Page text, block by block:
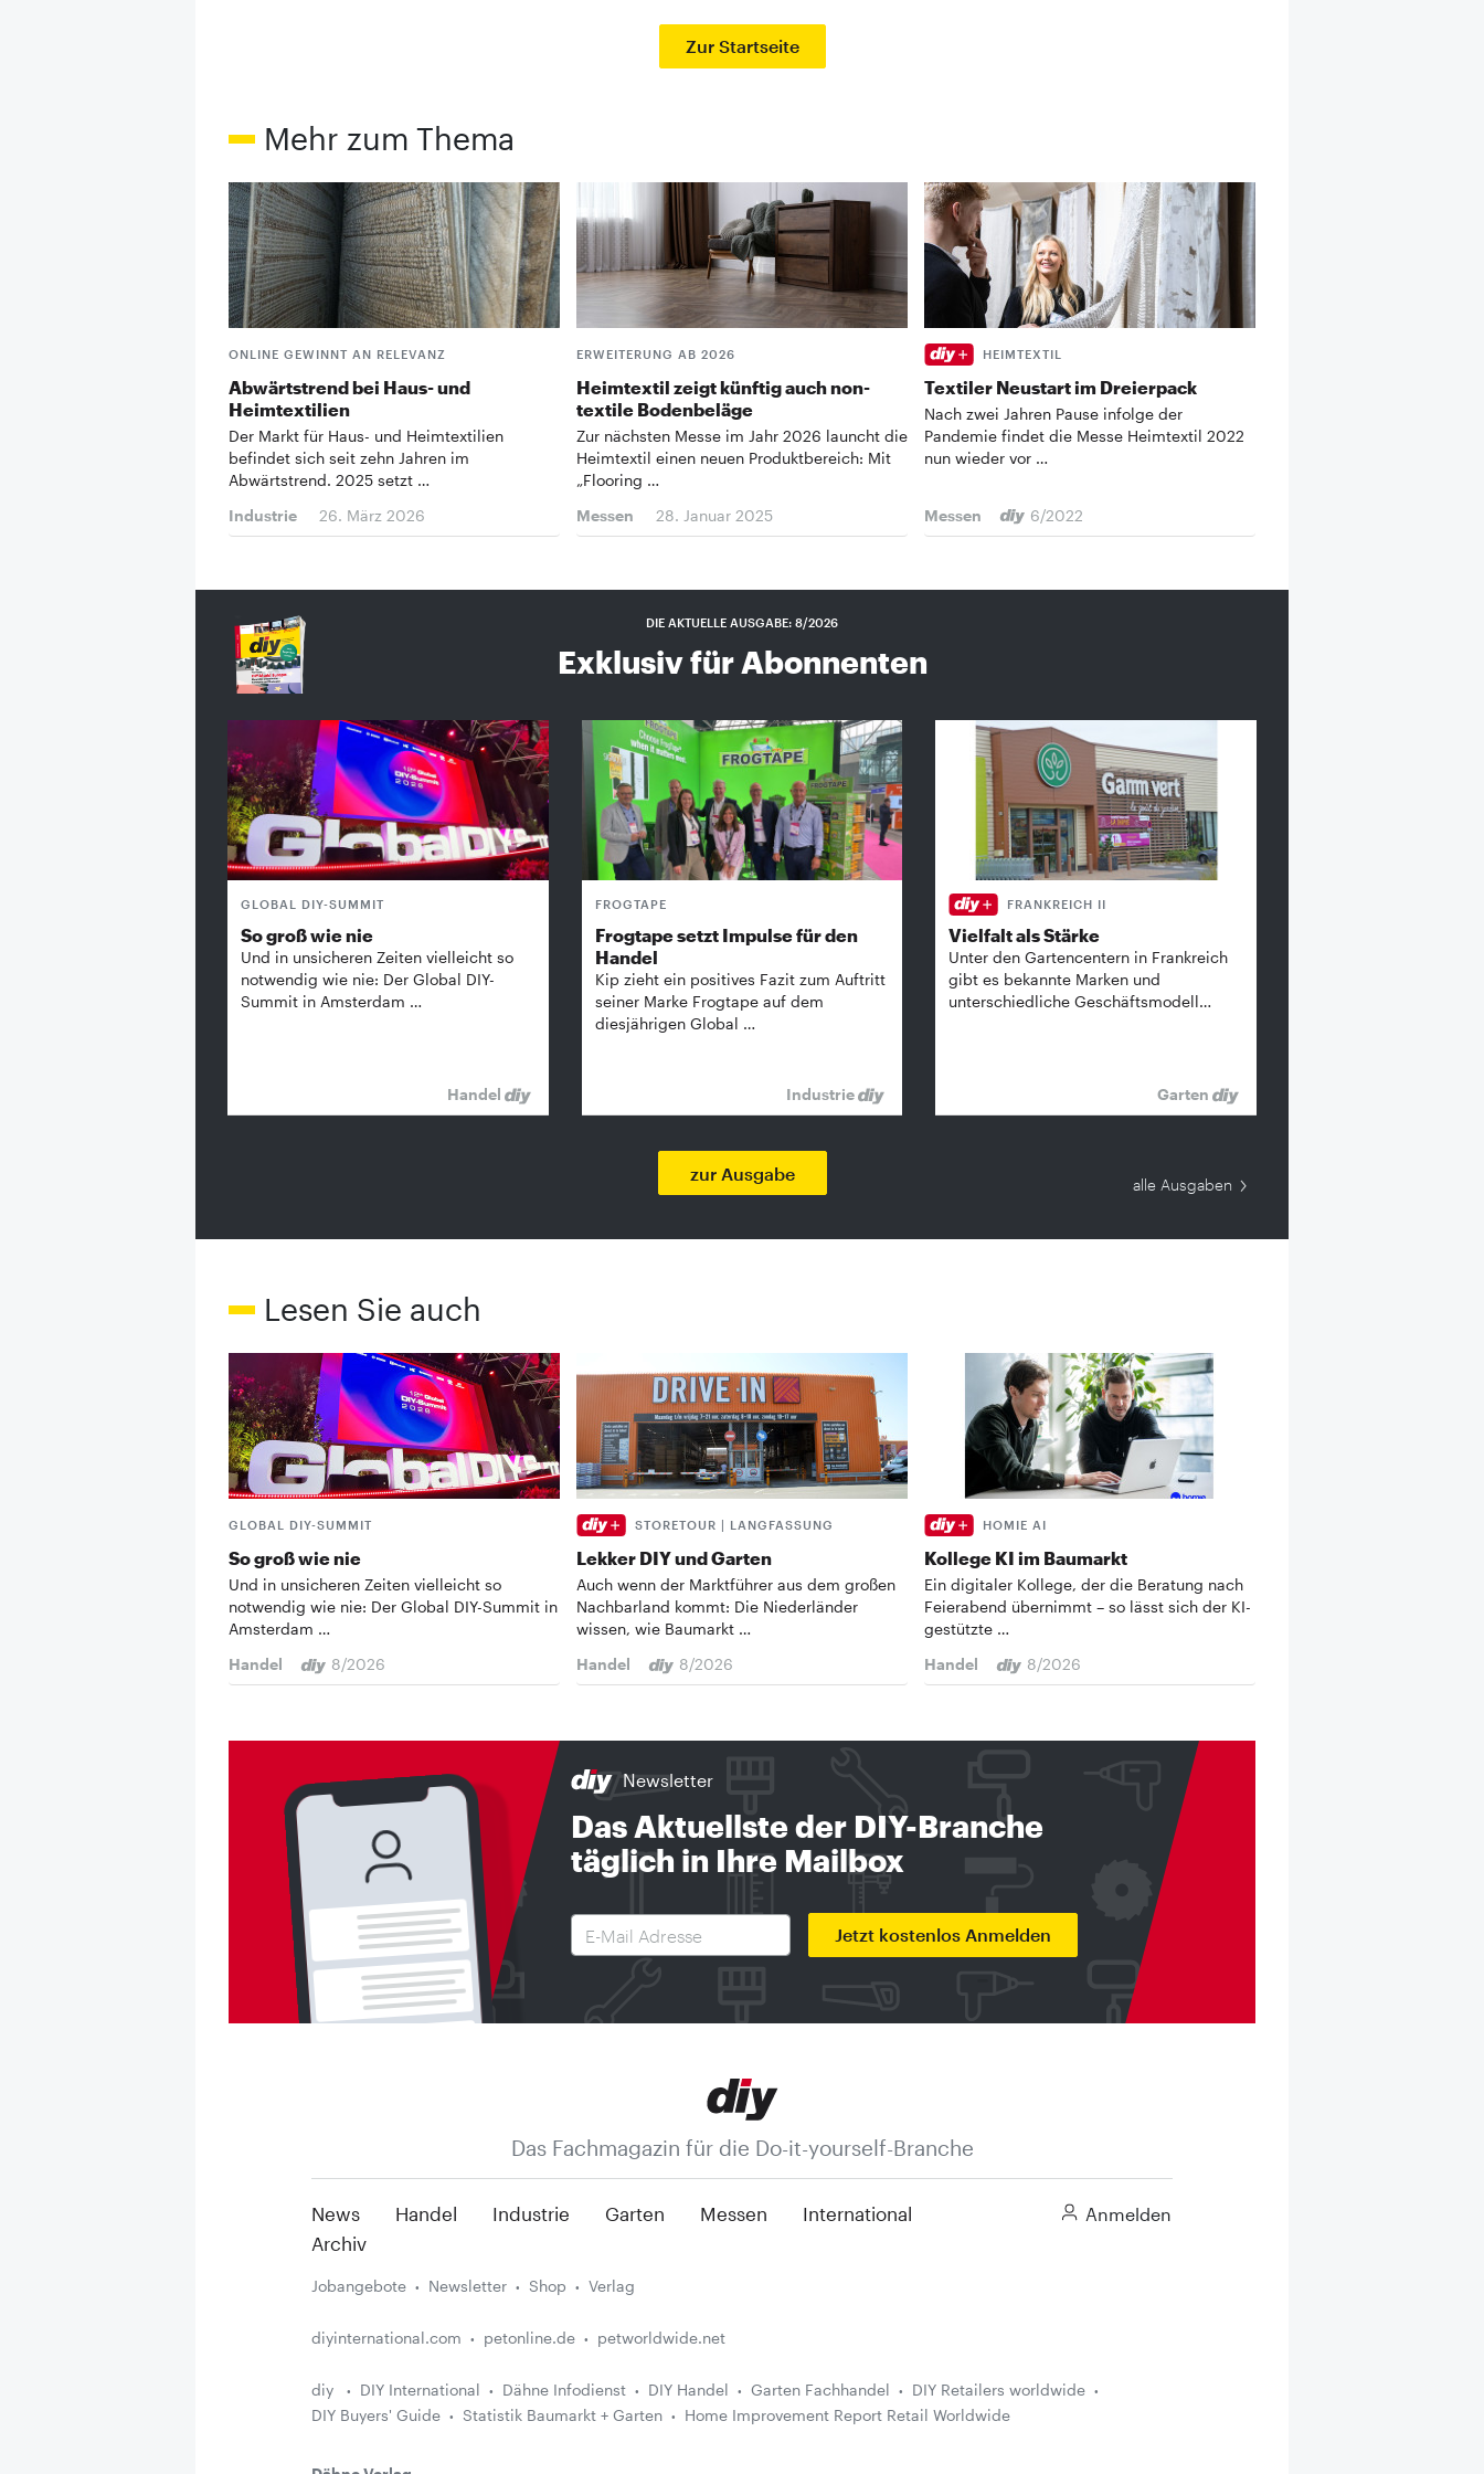
Zur Startseite
Mehr zum Thema
ONLINE GEWINNT AN RELEVANZ
Abwärtstrend bei Haus- und
Heimtextilien
Der Markt für Haus- und Heimtextilien
befindet sich seit zehn Jahren im
Abwärtstrend. 2025 setzt …
Industrie
26. März 2026
ERWEITERUNG AB 2026
Heimtextil zeigt künftig auch non-
textile Bodenbeläge
Zur nächsten Messe im Jahr 2026 launcht die
Heimtextil einen neuen Produktbereich: Mit
„Flooring …
Messen
28. Januar 2025
HEIMTEXTIL
Textiler Neustart im Dreierpack
Nach zwei Jahren Pause infolge der
Pandemie findet die Messe Heimtextil 2022
nun wieder vor …
Messen 6/2022
DIE AKTUELLE AUSGABE: 8/2026
Exklusiv für Abonnenten
GLOBAL DIY-SUMMIT
So groß wie nie
Und in unsicheren Zeiten vielleicht so
notwendig wie nie: Der Global DIY-
Summit in Amsterdam …
Handel
FROGTAPE
Frogtape setzt Impulse für den
Handel
Kip zieht ein positives Fazit zum Auftritt
seiner Marke Frogtape auf dem
diesjährigen Global …
Industrie
FRANKREICH II
Vielfalt als Stärke
Unter den Gartencentern in Frankreich
gibt es bekannte ­Marken und
unterschiedliche Geschäftsmodell…
Garten
zur Ausgabe
alle Ausgaben
Lesen Sie auch
GLOBAL DIY-SUMMIT
So groß wie nie
Und in unsicheren Zeiten vielleicht so
notwendig wie nie: Der Global DIY-Summit in
Amsterdam …
Handel
8/2026
STORETOUR | LANGFASSUNG
Lekker DIY und Garten
Auch wenn der Marktführer aus dem großen
Nachbarland kommt: Die Niederländer
wissen, wie Baumarkt …
Handel
8/2026
HOMIE AI
Kollege KI im Baumarkt
Ein digitaler Kollege, der die Beratung nach
Feierabend übernimmt – so lässt sich der KI-
gestützte …
Handel
8/2026
Newsletter
Das Aktuellste der DIY-Branche
täglich in Ihre Mailbox
Jetzt kostenlos Anmelden
Das Fachmagazin für die Do-it-yourself-Branche
News Handel Industrie Garten Messen
International
Archiv
Anmelden
Jobangebote Newsletter Shop Verlag
diyinternational.com petonline.de petworldwide.net
diy DIY International Dähne Infodienst DIY Handel Garten Fachhandel
DIY Retailers worldwide
DIY Buyers' Guide
Statistik Baumarkt + Garten Home Improvement Report Retail Worldwide